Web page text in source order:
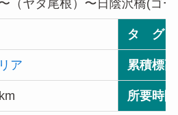
（ヤタ尾根）〜日陰沢橋(ゴー
タ グ
ア 累積標高
所要時間